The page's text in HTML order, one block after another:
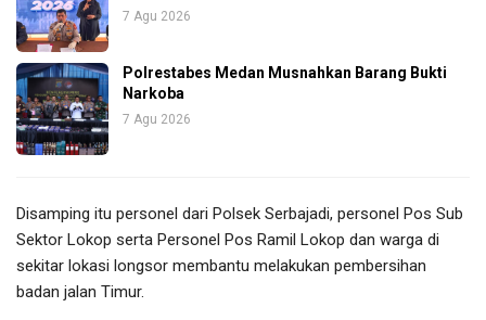
7 Agu 2026
Polrestabes Medan Musnahkan Barang Bukti
Narkoba
7 Agu 2026
Disamping itu personel dari Polsek Serbajadi, personel Pos Sub
Sektor Lokop serta Personel Pos Ramil Lokop dan warga di
sekitar lokasi longsor membantu melakukan pembersihan
badan jalan Timur.